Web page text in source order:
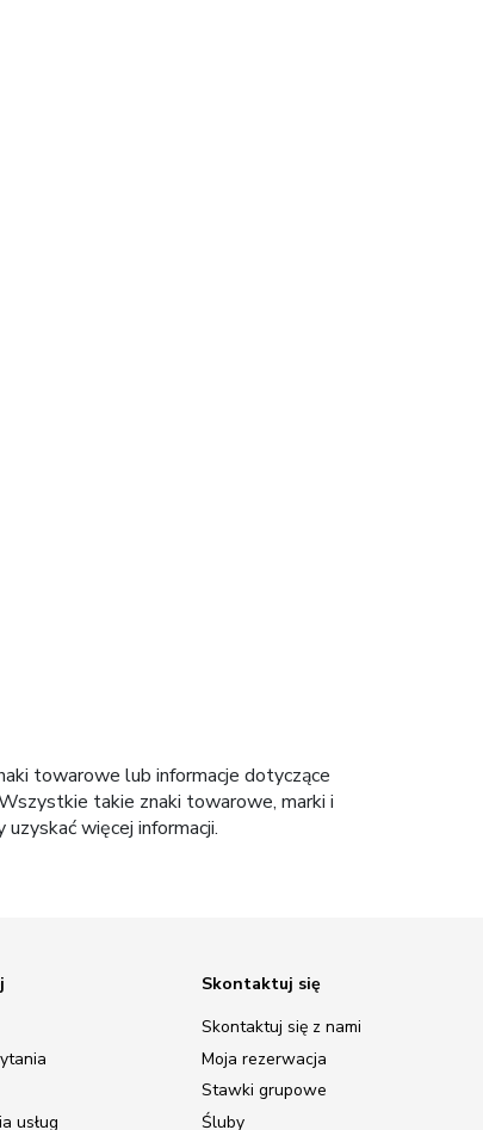
towarowe lub informacje dotyczące
takie znaki towarowe, marki i
uzyskać więcej informacji.
usług
Skontaktuj się
Skontaktuj się z nami
Moja rezerwacja
Stawki grupowe
Śluby